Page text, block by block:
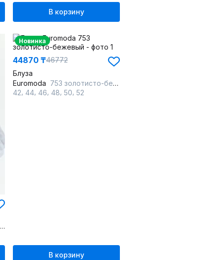
В корзину
Новинка
44870 ₸46772
Блуза
Euromoda 753 золотисто-бежевый
42 44 46 48 50 52
В корзину